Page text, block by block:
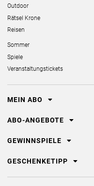
Outdoor
Rätsel Krone
Reisen
Sommer
Spiele
Veranstaltungstickets
MEIN ABO
ABO-ANGEBOTE
GEWINNSPIELE
GESCHENKETIPP